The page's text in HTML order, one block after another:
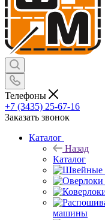
Телефоны
+7 (3435) 25-67-16
Заказать звонок
Каталог
Назад
Каталог
машины